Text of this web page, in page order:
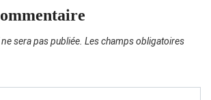
sera pas publiée. Les champs obligatoires